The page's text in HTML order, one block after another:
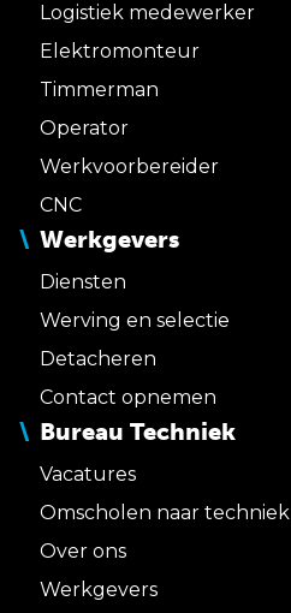
Logistiek medewerker
Elektromonteur
Timmerman
Operator
Werkvoorbereider
CNC
Werkgevers
Diensten
Werving en selectie
Detacheren
Contact opnemen
Bureau Techniek
Vacatures
Omscholen naar techniek
Over ons
Werkgevers